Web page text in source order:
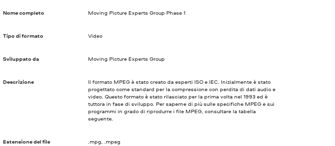
Nome completo Moving Picture Experts Group Phase 1
Tipo di formato Video
Sviluppato da Moving Picture Experts Group
Descrizione
Il formato MPEG è stato creato da esperti ISO e IEC. Inizialmente è stato
progettato come standard per la compressione con perdita di dati audio e
video. Questo formato è stato rilasciato per la prima volta nel 1993 ed è
tuttora in fase di sviluppo. Per saperne di più sulle specifiche MPEG e sui
programmi in grado di riprodurre i file MPEG, consultare la tabella
seguente.
Estensione del file .mpg, .mpeg